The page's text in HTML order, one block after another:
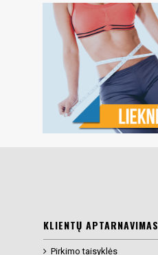
KLIENTŲ APTARNAVIMAS
Pirkimo taisyklės